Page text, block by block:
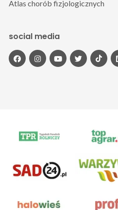
Atlas chorób fizjologicznych
social media